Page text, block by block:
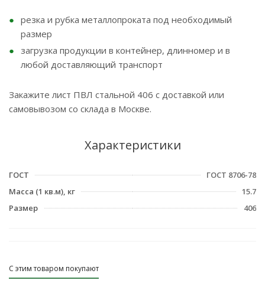
резка и рубка металлопроката под необходимый
размер
загрузка продукции в контейнер, длинномер и в
любой доставляющий транспорт
Закажите лист ПВЛ стальной 406 с доставкой или
самовывозом со склада в Москве.
Характеристики
ГОСТ
ГОСТ 8706-78
Масса (1 кв.м), кг
15.7
Размер
406
С этим товаром покупают